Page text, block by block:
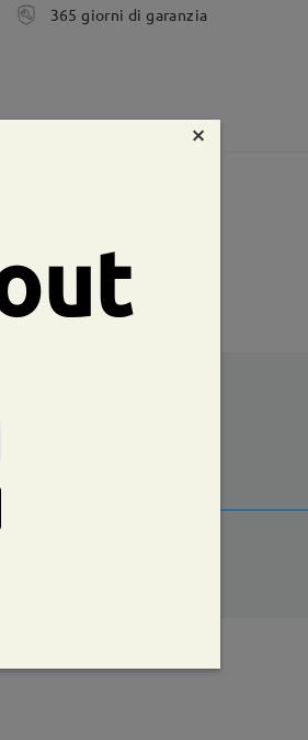
365 giorni di garanzia
giorni lavorativi
×